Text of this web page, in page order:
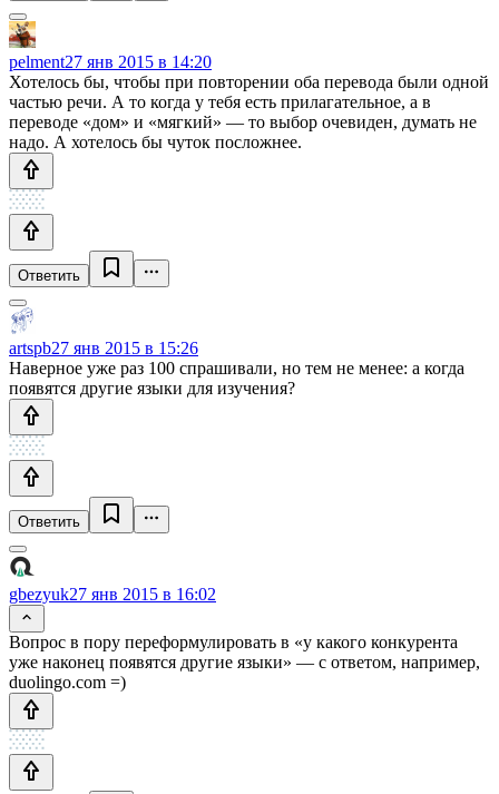
pelment27 янв 2015 в 14:20
Хотелось бы, чтобы при повторении оба перевода были одной
частью речи. А то когда у тебя есть прилагательное, а в
переводе «дом» и «мягкий» — то выбор очевиден, думать не
надо. А хотелось бы чуток посложнее.
Ответить
artspb27 янв 2015 в 15:26
Наверное уже раз 100 спрашивали, но тем не менее: а когда
появятся другие языки для изучения?
Ответить
gbezyuk27 янв 2015 в 16:02
Вопрос в пору переформулировать в «у какого конкурента
уже наконец появятся другие языки» — с ответом, например,
duolingo.com =)